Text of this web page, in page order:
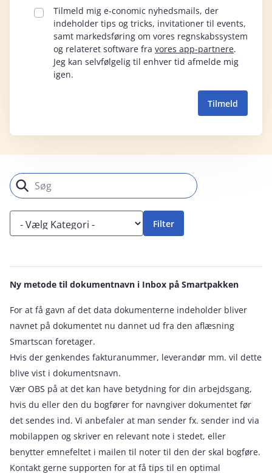
Tilmeld mig e‑conomic nyhedsmails, der
indeholder tips og tricks, invitationer til events,
samt markedsføring om vores regnskabssystem
og relateret software fra vores app-partnere.
Jeg kan selvfølgelig til enhver tid afmelde mig
igen.
Ny metode til dokumentnavn i Inbox på Smartpakken
For at få gavn af det data dokumenterne indeholder bliver
navnet på dokumentet nu dannet ud fra den aflæsning
Smartscan foretager.
Hvis der genkendes fakturanummer, leverandør mm. vil dette
blive vist i dokumentsnavn.
Vær OBS på at det kan have betydning for din arbejdsgang,
hvis du eller den du bogfører for navngiver dokumentet før
det sendes ind. Vi anbefaler at man sender fx. sender ind via
mobilappen og skriver en relevant note i stedet, eller
benytter emnefeltet i mailen til noter til den der skal bogføre.
Kontakt gerne supporten for at få tips til en optimal